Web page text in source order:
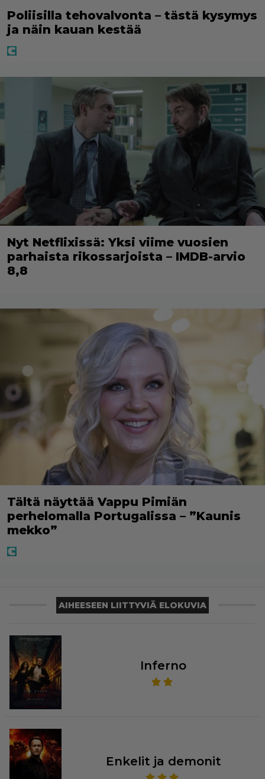
Poliisilla tehovalvonta – tästä kysymys
ja näin kauan kestää
Nyt Netflixissä: Yksi viime vuosien
parhaista rikossarjoista – IMDB-arvio
8,8
Tältä näyttää Vappu Pimiän
perhelomalla Portugalissa – ”Kaunis
mekko”
AIHEESEEN LIITTYVIÄ ELOKUVIA
Inferno
Enkelit ja demonit